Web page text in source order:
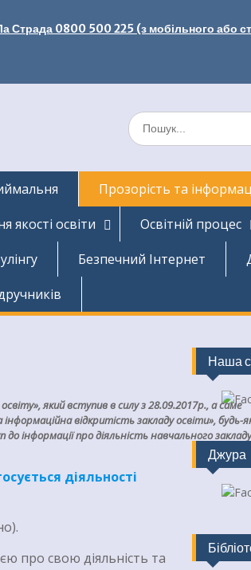
Страда 0800 500 225 (з мобільного або
Шукати:
Прозорість та
якості освіти
Освітній процес
Безпечний Інтернет
який вступив в силу з 28.09.2017р., а саме
відкритість закладу освіти», будь-
інформації про діяльність навчального
діяльності
про свою діяльність та
Наша
Джура